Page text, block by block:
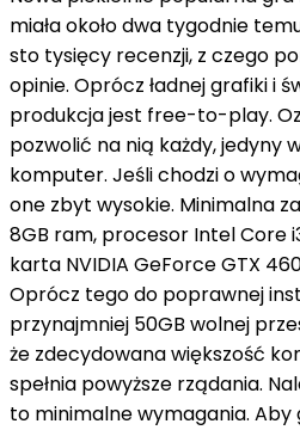
miała około dwa tygodnie
sto tysięcy recenzji, z czego
opinie. Oprócz ładnej grafiki i
produkcja jest free-to-play.
pozwolić na nią każdy, jedyny
komputer. Jeśli chodzi o
one zbyt wysokie. Minimalna
8GB ram, procesor Intel Core
karta NVIDIA GeForce GTX
Oprócz tego do poprawnej
przynajmniej 50GB wolnej
że zdecydowana większość
spełnia powyższe rządania.
to minimalne wymagania. Aby